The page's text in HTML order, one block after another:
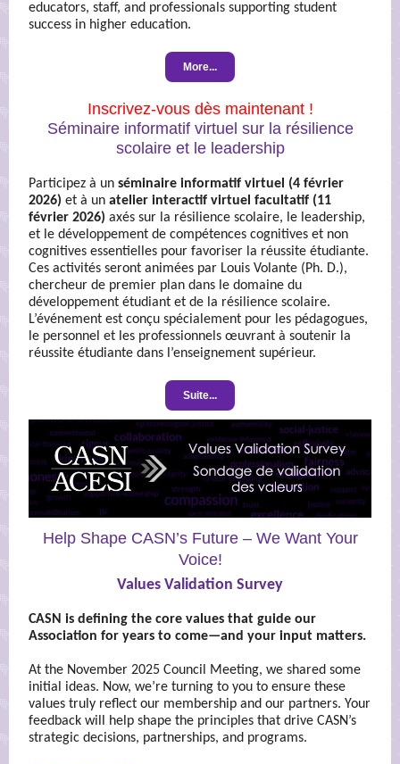
educators, staff, and professionals supporting student
success in higher education.
More...
Inscrivez-vous dès maintenant !
Séminaire informatif virtuel sur la résilience
scolaire et le leadership
Participez à un séminaire informatif virtuel (4 février
2026) et à un atelier interactif virtuel facultatif (11
février 2026) axés sur la résilience scolaire, le leadership,
et le développement de compétences cognitives et non
cognitives essentielles pour favoriser la réussite étudiante.
Ces activités seront animées par Louis Volante (Ph. D.),
chercheur de premier plan dans le domaine du
développement étudiant et de la résilience scolaire.
L’événement est conçu spécialement pour les pédagogues,
le personnel et les professionnels œuvrant à soutenir la
réussite étudiante dans l’enseignement supérieur.
Suite...
Help Shape CASN’s Future – We Want Your
Voice!
Values Validation Survey
CASN is defining the core values that guide our
Association for years to come—and your input matters.
At the November 2025 Council Meeting, we shared some
initial ideas. Now, we’re turning to you to ensure these
values truly reflect our membership and our partners. Your
feedback will help shape the principles that drive CASN’s
strategic decisions, partnerships, and programs.